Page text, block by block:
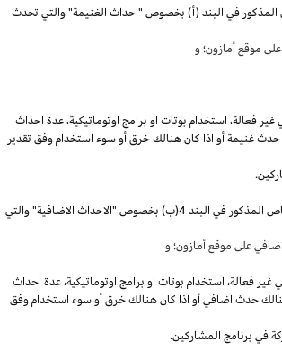
في البند (أ) بخصوص "احداث الغنيمة" والتي تحدث
موقع أمازون؛ و
غير فعالة، استخدام بوتات او برامج اوتوماتيكية،عدة احداث
غنيمة أو اذا كان هنالك خرق أو سوء استخدام وفق تقدير
"). سوق تقوم بكسب دخل العمولة الخاص المذكور في البند 4(ب) بخصوص "الاحداث الاضافية" والتي
على موقع أمازون؛ و
غيرفعالة، استخدام بوتات او برامج اوتوماتيكية،عدة احداث
حدث اضافي أو اذا كان هنالك خرق أو سوء استخدام وفق
في برنامج المشاركين.